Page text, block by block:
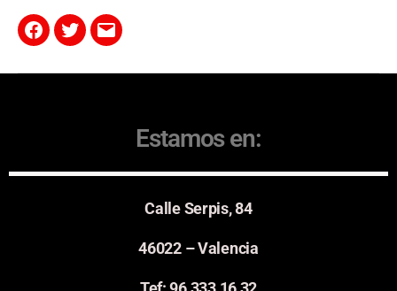
Estamos en:
Calle Serpis, 84
46022 – Valencia